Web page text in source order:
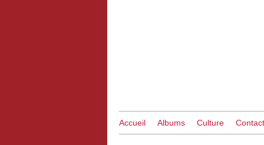
Accueil Albums Culture Contact